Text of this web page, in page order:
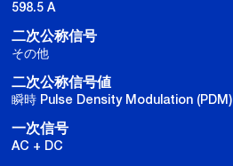
598.5 A
二次公称信号
その他
二次公称信号値
瞬時 Pulse Density Modulation (PDM)
一次信号
AC + DC